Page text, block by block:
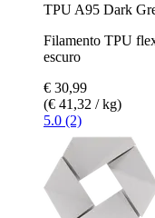
TPU A95 Dark
Filamento TPU
escuro
€ 30,99
(€ 41,32 / kg)
5.0 (2)